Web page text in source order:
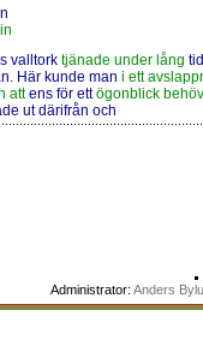
valltork tjänade under lång
Här kunde man i ett
att ens för ett ögonblick
ut därifrån och
Administrator: Anders